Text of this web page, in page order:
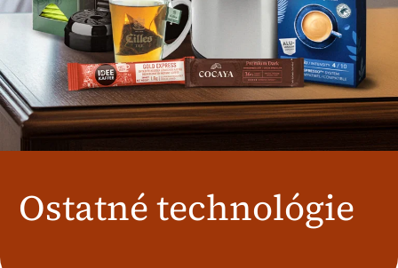
Ostatné technológie
Slovensko
SK
Dodatni trgi
Österreich
J.HORNIG
United Kingdom